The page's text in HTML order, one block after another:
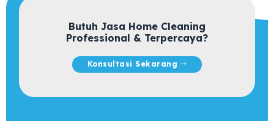
Butuh Jasa Home Cleaning
Professional & Terpercaya?
Konsultasi Sekarang